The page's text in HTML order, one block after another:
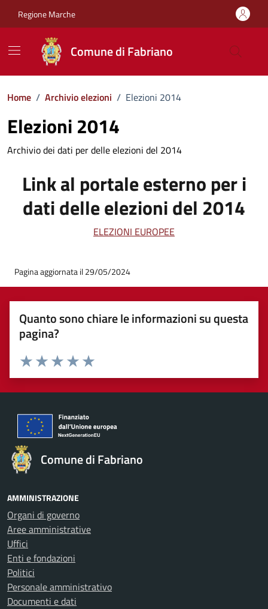
Regione Marche
Comune di Fabriano
Home / Archivio elezioni / Elezioni 2014
Elezioni 2014
Archivio dei dati per delle elezioni del 2014
Link al portale esterno per i
dati delle elezioni del 2014
ELEZIONI EUROPEE
Pagina aggiornata il 29/05/2024
Quanto sono chiare le informazioni su questa
pagina?
Valuta 5 stelle su 5
Valuta 4 stelle su 5
Valuta 3 stelle su 5
Valuta 2 stelle su 5
Valuta 1 stelle su 5
Comune di Fabriano
AMMINISTRAZIONE
Organi di governo
Aree amministrative
Uffici
Enti e fondazioni
Politici
Personale amministrativo
Documenti e dati